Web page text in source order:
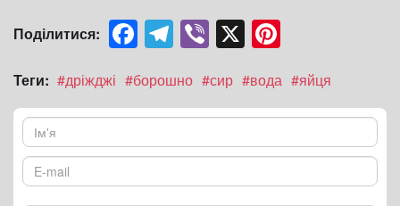
Поділитися: FacebookTelegramViber X
Теги: #дріжджі #борошно #сир #вода #яйця